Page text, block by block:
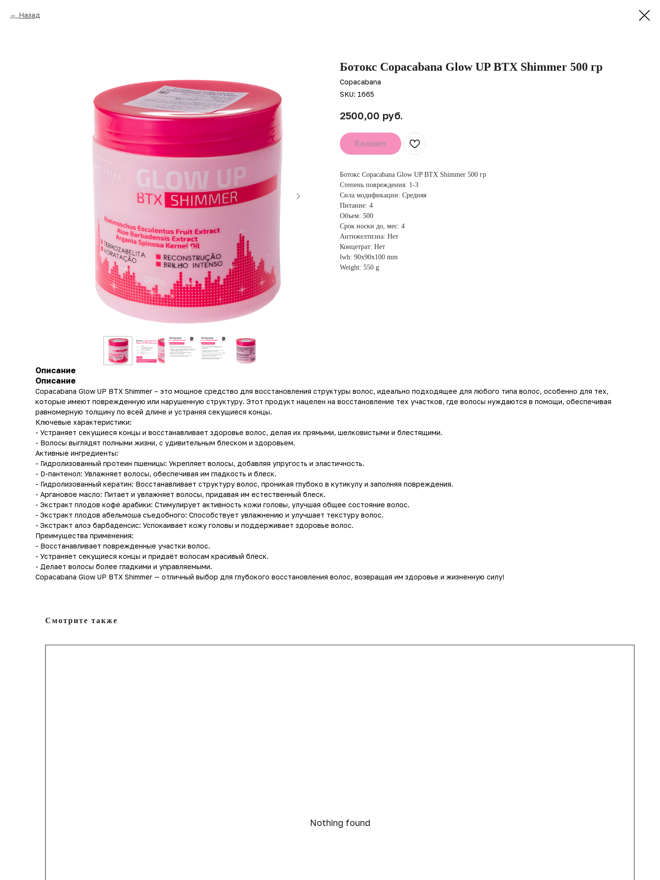
Назад
Ботокс Copacabana Glow UP BTX Shimmer 500 гр
Copacabana
SKU: 1665
2500,00 руб.
В корзину
Ботокс Copacabana Glow UP BTX Shimmer 500 гр
Степень повреждения: 1-3
Сила модификации: Средняя
Питание: 4
Объем: 500
Срок носки до, мес: 4
Антижелтизна: Нет
Концетрат: Нет
lwh: 90x90x100 mm
Weight: 550 g
Описание
Описание
Copacabana Glow UP BTX Shimmer – это мощное средство для восстановления структуры волос, идеально подходящее для любого типа волос, особенно для тех,
которые имеют поврежденную или нарушенную структуру. Этот продукт нацелен на восстановление тех участков, где волосы нуждаются в помощи, обеспечивая
равномерную толщину по всей длине и устраняя секущиеся концы.
Ключевые характеристики:
- Устраняет секущиеся концы и восстанавливает здоровье волос, делая их прямыми, шелковистыми и блестящими.
- Волосы выглядят полными жизни, с удивительным блеском и здоровьем.
Активные ингредиенты:
- Гидролизованный протеин пшеницы: Укрепляет волосы, добавляя упругость и эластичность.
- D-пантенол: Увлажняет волосы, обеспечивая им гладкость и блеск.
- Гидролизованный кератин: Восстанавливает структуру волос, проникая глубоко в кутикулу и заполняя повреждения.
- Аргановое масло: Питает и увлажняет волосы, придавая им естественный блеск.
- Экстракт плодов кофе арабики: Стимулирует активность кожи головы, улучшая общее состояние волос.
- Экстракт плодов абельмоша съедобного: Способствует увлажнению и улучшает текстуру волос.
- Экстракт алоэ барбаденсис: Успокаивает кожу головы и поддерживает здоровье волос.
Преимущества применения:
- Восстанавливает поврежденные участки волос.
- Устраняет секущиеся концы и придаёт волосам красивый блеск.
- Делает волосы более гладкими и управляемыми.
Copacabana Glow UP BTX Shimmer — отличный выбор для глубокого восстановления волос, возвращая им здоровье и жизненную силу!
Смотрите также
Nothing found